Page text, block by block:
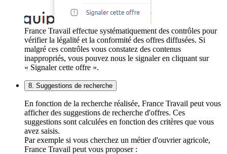
France Travail effectue systématiquement des contrôles pour
vérifier la légalité et la conformité des offres diffusées. Si
malgré ces contrôles vous constatez des contenus
inappropriés, vous pouvez nous le signaler en cliquant sur
« Signaler cette offre ».
8. Suggestions de recherche
En fonction de la recherche réalisée, France Travail peut vous
afficher des suggestions de recherche d'offres. Ces
suggestions sont calculées en fonction des critères que vous
avez saisis.
Par exemple si vous cherchez un métier d'ouvrier agricole,
France Travail peut vous proposer :